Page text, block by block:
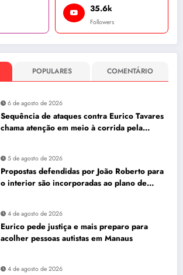
35.6k
Followers
POPULARES COMENTÁRIO
6 de agosto de 2026
Sequência de ataques contra Eurico Tavares
chama atenção em meio à corrida pela
5 de agosto de 2026
Propostas defendidas por João Roberto para
o interior são incorporadas ao plano de
4 de agosto de 2026
Eurico pede justiça e mais preparo para
acolher pessoas autistas em Manaus
4 de agosto de 2026